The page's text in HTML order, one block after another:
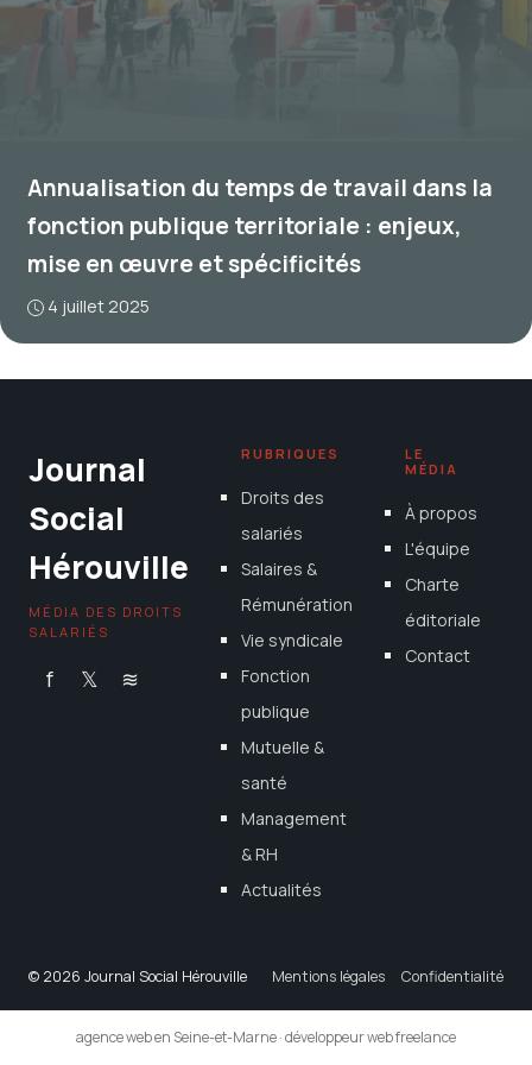
Annualisation du temps de travail dans la
fonction publique territoriale : enjeux,
mise en œuvre et spécificités
4 juillet 2025
Journal
Social
Hérouville
MÉDIA DES DROITS
SALARIÉS
f 𝕏 ≋
RUBRIQUES
Droits des
salariés
Salaires &
Rémunération
Vie syndicale
Fonction
publique
Mutuelle &
santé
Management
& RH
Actualités
LE
MÉDIA
À propos
L'équipe
Charte
éditoriale
Contact
© 2026 Journal Social Hérouville Mentions légales Confidentialité
agence web en Seine-et-Marne·développeur web freelance